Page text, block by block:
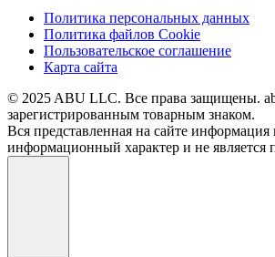
Политика персональных данных
Политика файлов Cookie
Пользовательское соглашение
Карта сайта
© 2025 ABU LLC. Все права защищены.
зарегистрированным товарным знаком.
Вся представленная на сайте информация
информационный характер и не является